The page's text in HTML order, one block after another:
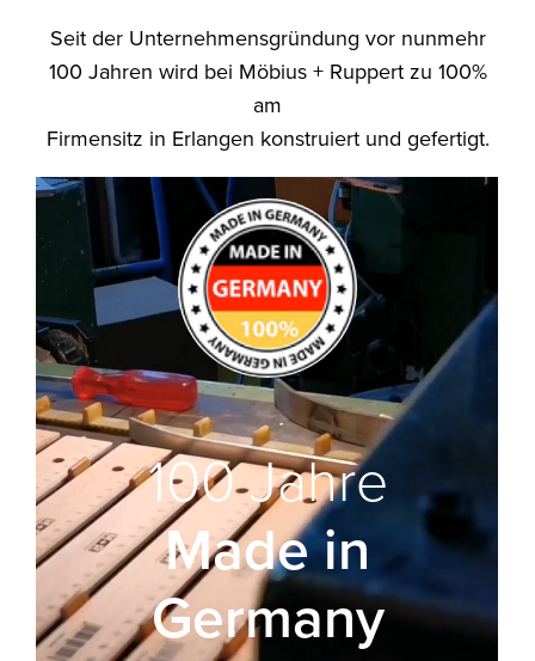
Seit der Unternehmensgründung vor nunmehr
100 Jahren wird bei Möbius + Ruppert zu 100%
am
Firmensitz in Erlangen konstruiert und gefertigt.
100 Jahre
Made in
Germany